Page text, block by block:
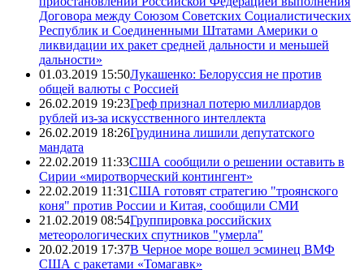
Договора между Союзом Советских Социалистических
Республик и Соединенными Штатами Америки о
ликвидации их ракет средней дальности и меньшей
дальности»
01.03.2019 15:50Лукашенко: Белоруссия не против
общей валюты с Россией
26.02.2019 19:23Греф признал потерю миллиардов
рублей из-за искусственного интеллекта
26.02.2019 18:26Грудинина лишили депутатского
мандата
22.02.2019 11:33США сообщили о решении оставить в
Сирии «миротворческий контингент»
22.02.2019 11:31США готовят стратегию "троянского
коня" против России и Китая, сообщили СМИ
21.02.2019 08:54Группировка российских
метеорологических спутников "умерла"
20.02.2019 17:37В Черное море вошел эсминец ВМФ
США с ракетами «Томагавк»